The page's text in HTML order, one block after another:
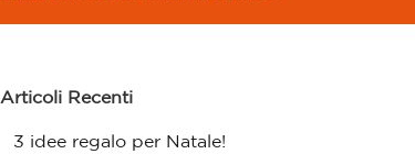
Articoli Recenti
3 idee regalo per Natale!